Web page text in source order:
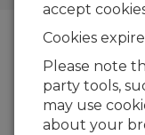
Envíenos el
con usted.* =
Seleccione
accept
Cookies
Please note
party tools,
may use
about your